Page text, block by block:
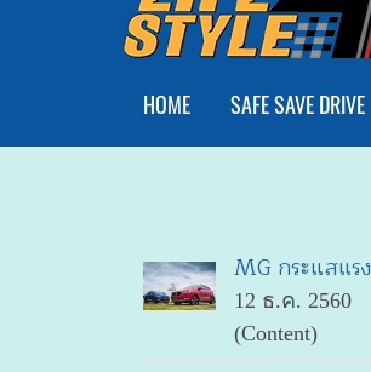
HOME SAFE SAVE DRIVE
MG กระแสแร
12 ธ.ค. 2560
(Content)